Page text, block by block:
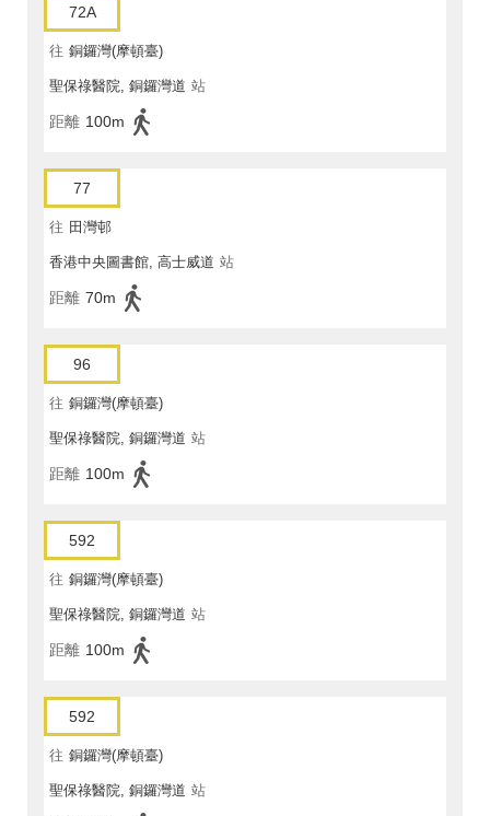
72A
往 銅鑼灣(摩頓臺)
聖保祿醫院, 銅鑼灣道 站
距離 100m
77
往 田灣邨
香港中央圖書館, 高士威道 站
距離 70m
96
往 銅鑼灣(摩頓臺)
聖保祿醫院, 銅鑼灣道 站
距離 100m
592
往 銅鑼灣(摩頓臺)
聖保祿醫院, 銅鑼灣道 站
距離 100m
592
往 銅鑼灣(摩頓臺)
聖保祿醫院, 銅鑼灣道 站